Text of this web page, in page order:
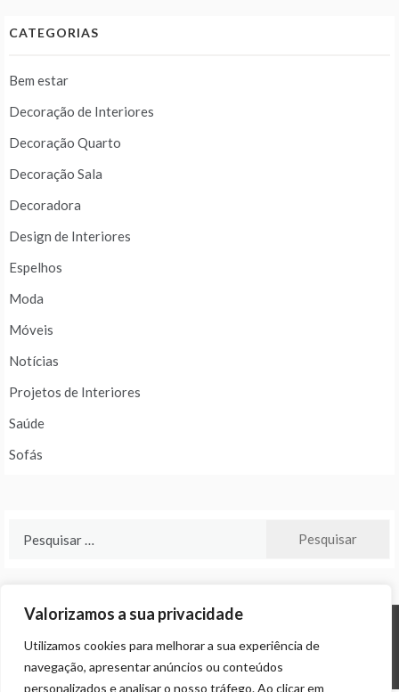
Valorizamos a sua privacidade
Utilizamos cookies para melhorar a sua experiência de
navegação, apresentar anúncios ou conteúdos
personalizados e analisar o nosso tráfego. Ao clicar em
CATEGORIAS
Bem estar
Decoração de Interiores
Decoração Quarto
Decoração Sala
Decoradora
Design de Interiores
Espelhos
Moda
Móveis
Notícias
Projetos de Interiores
Saúde
Sofás
© ALL RIGHTS RESERVED 2024 THEME: PROMOS BYTEMPLATE SELL